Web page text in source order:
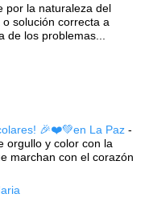
por la naturaleza del
solución correcta a
de los problemas...
🎉❤️💚en La Paz -
orgullo y color con la
marchan con el corazón